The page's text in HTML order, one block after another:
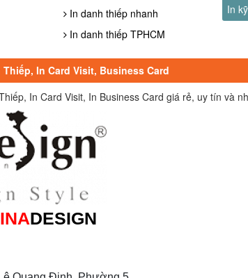
In danh thiếp nhanh
In danh thiếp TPHCM
In
Thiếp, In Card Visit, Business Card
In Card Visit, In Business Card giá rẻ, uy tín và
DESIGN